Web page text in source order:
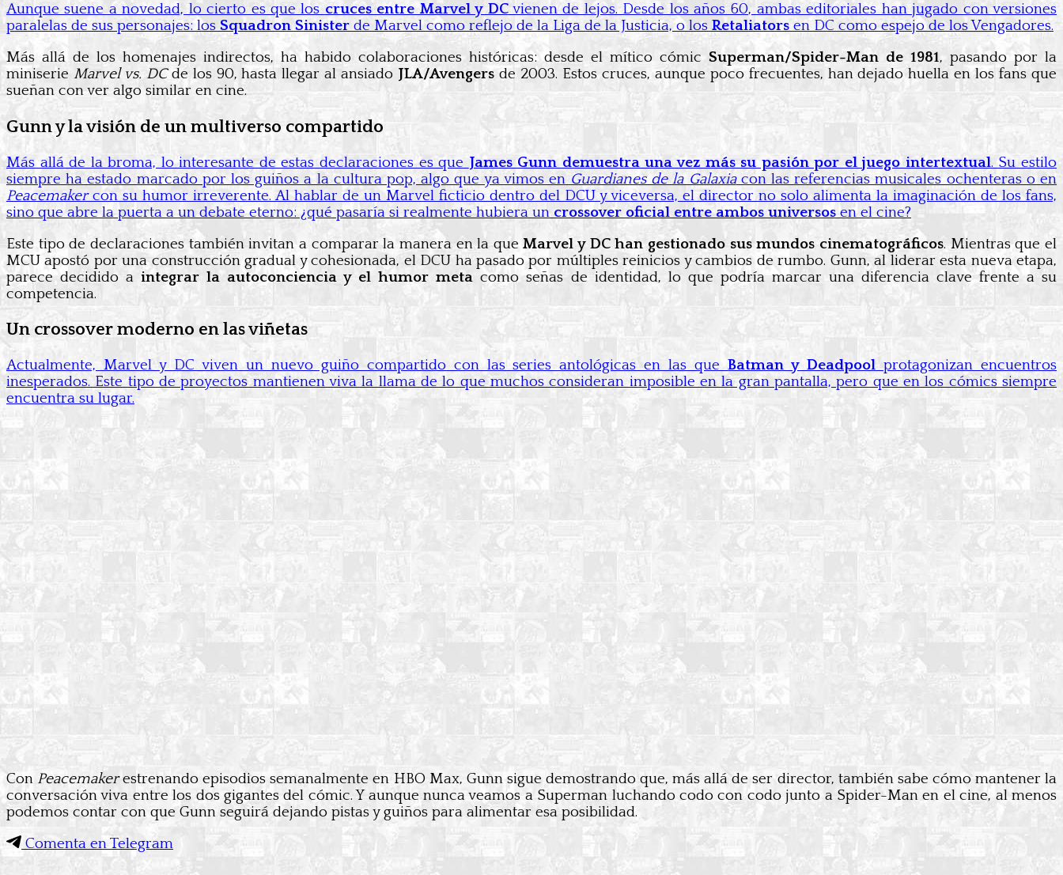
Aunque suene a novedad, lo cierto es que los cruces entre Marvel y DCvienen de lejos. Desde los años 60, ambas editoriales han jugado con versiones
paralelas de sus personajes: los Squadron Sinister de Marvel como reflejo de la Liga de la Justicia, o los Retaliators en DC como espejo de los Vengadores.
Más allá de los homenajes indirectos, ha habido colaboraciones históricas: desde el mítico cómic Superman/Spider-Man de 1981, pasando por la
miniserie Marvel vs. DCde los 90, hasta llegar al ansiado JLA/Avengers de 2003. Estos cruces, aunque poco frecuentes, han dejado huella en los fans que
sueñan con ver algo similar en cine.
Gunn y la visión de un multiverso compartido
Más allá de la broma, lo interesante de estas declaraciones es que James Gunn demuestra una vez más su pasión por el juego intertextual. Su estilo
siempre ha estado marcado por los guiños a la cultura pop, algo que ya vimos en Guardianes de la Galaxiacon las referencias musicales ochenteras o en
Peacemakercon su humor irreverente. Al hablar de un Marvel ficticio dentro del DCU y viceversa, el director no solo alimenta la imaginación de los fans,
sino que abre la puerta a un debate eterno: ¿qué pasaría si realmente hubiera un crossover oficial entre ambos universos en el cine?
Este tipo de declaraciones también invitan a comparar la manera en la queMarvel y DC han gestionado sus mundos cinematográficos. Mientras que el
MCU apostó por una construcción gradual y cohesionada, el DCU ha pasado por múltiples reinicios y cambios de rumbo. Gunn, al liderar esta nueva etapa,
parece decidido a integrar la autoconciencia y el humor meta como señas de identidad, lo que podría marcar una diferencia clave frente a su
competencia.
Un crossover moderno en las viñetas
Actualmente, Marvel y DC viven un nuevo guiño compartido con las series antológicas en las queBatman y Deadpoolprotagonizan encuentros
inesperados. Este tipo de proyectos mantienen viva la llama de lo que muchos consideran imposible en la gran pantalla, pero que en los cómics siempre
encuentra su lugar.
Con Peacemakerestrenando episodios semanalmente en HBO Max, Gunn sigue demostrando que, más allá de ser director, también sabe cómo mantener la
conversación viva entre los dos gigantes del cómic. Y aunque nunca veamos a Superman luchando codo con codo junto a Spider-Man en el cine, al menos
podemos contar con que Gunn seguirá dejando pistas y guiños para alimentar esa posibilidad.
Comenta en Telegram